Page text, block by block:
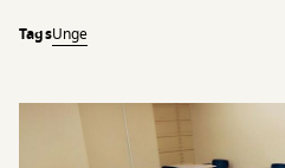
TagsUnge